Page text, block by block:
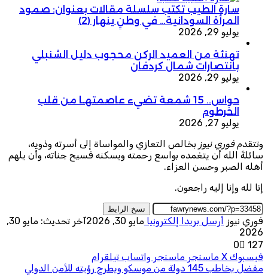
سارة الطيب تكتب سلسلة مقالات بعنوان: صمود
المرأة السودانية… في وطنٍ ينهار (2)
يوليو 29, 2026
تهنئة من العميد الركن محجوب دليل الشنبلي
بانتصارات شمال كردفان
يوليو 29, 2026
حواس.. 15 شمعة تضيء عاصمتهـا من قلب
الخرطوم
يوليو 27, 2026
وتتقدمفوري نيوز بخالص التعازي والمواساة إلى أسرته وذويه،
سائلةً الله أن يتغمده بواسع رحمته ويسكنه فسيح جناته، وأن يلهم
أهله الصبر وحسن العزاء.
إنا لله وإنا إليه راجعون.
نسخ الرابط
فوري نيوز أرسل بريدا إلكترونيا مايو 30, 2026
آخر تحديث: مايو 30,
2026
0
127
فيسبوك ‫X ماسنجر ماسنجر واتساب تيلقرام
مفضل يخاطب 145 دولة من موسكو ويطرح رؤيته للأمن الدولي